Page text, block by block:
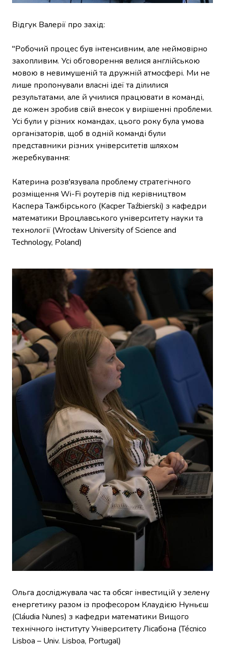
Відгук Валерії про захід:
"Робочий процес був інтенсивним, але неймовірно
захопливим. Усі обговорення велися англійською
мовою в невимушеній та дружній атмосфері. Ми не
лише пропонували власні ідеї та ділилися
результатами, але й училися працювати в команді,
де кожен зробив свій внесок у вирішенні проблеми.
Усі були у різних командах, цього року була умова
організаторів, щоб в одній команді були
представники різних університетів шляхом
жеребкування:
Катерина розв'язувала проблему стратегічного
розміщення Wi-Fi роутерів під керівництвом
Каспера Тажбірського (Kacper Taźbierski) з кафедри
математики Вроцлавського університету науки та
технології (Wrocław University of Science and
Technology, Poland)
Ольга досліджувала час та обсяг інвестицій у зелену
енергетику разом із професором Клаудією Нуньєш
(Cláudia Nunes) з кафедри математики Вищого
технічного інституту Університету Лісабона (Técnico
Lisboa – Univ. Lisboa, Portugal)